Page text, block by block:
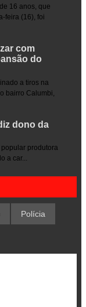
16 anos, que
feira (16), foi
com
do
a tiros na
bairro Calumbi,
dono da
produtora
a car...
Polícia